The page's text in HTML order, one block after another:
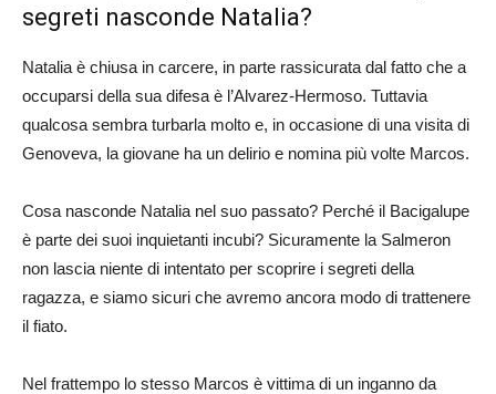
segreti nasconde Natalia?
Natalia è chiusa in carcere, in parte rassicurata dal fatto che a
occuparsi della sua difesa è l’Alvarez-Hermoso. Tuttavia
qualcosa sembra turbarla molto e, in occasione di una visita di
Genoveva, la giovane ha un delirio e nomina più volte Marcos.
Cosa nasconde Natalia nel suo passato? Perché il Bacigalupe
è parte dei suoi inquietanti incubi? Sicuramente la Salmeron
non lascia niente di intentato per scoprire i segreti della
ragazza, e siamo sicuri che avremo ancora modo di trattenere
il fiato.
Nel frattempo lo stesso Marcos è vittima di un inganno da